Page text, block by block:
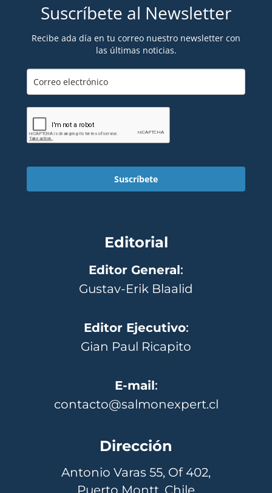
Suscríbete al Newsletter
Recibe ada día en tu correo nuestro newsletter con
las últimas noticias.
Suscríbete
Editorial
Editor General:
Gustav-Erik Blaalid
Editor Ejecutivo:
Gian Paul Ricapito
E-mail:
contacto@salmonexpert.cl
Dirección
Antonio Varas 55, Of 402,
Puerto Montt, Chile